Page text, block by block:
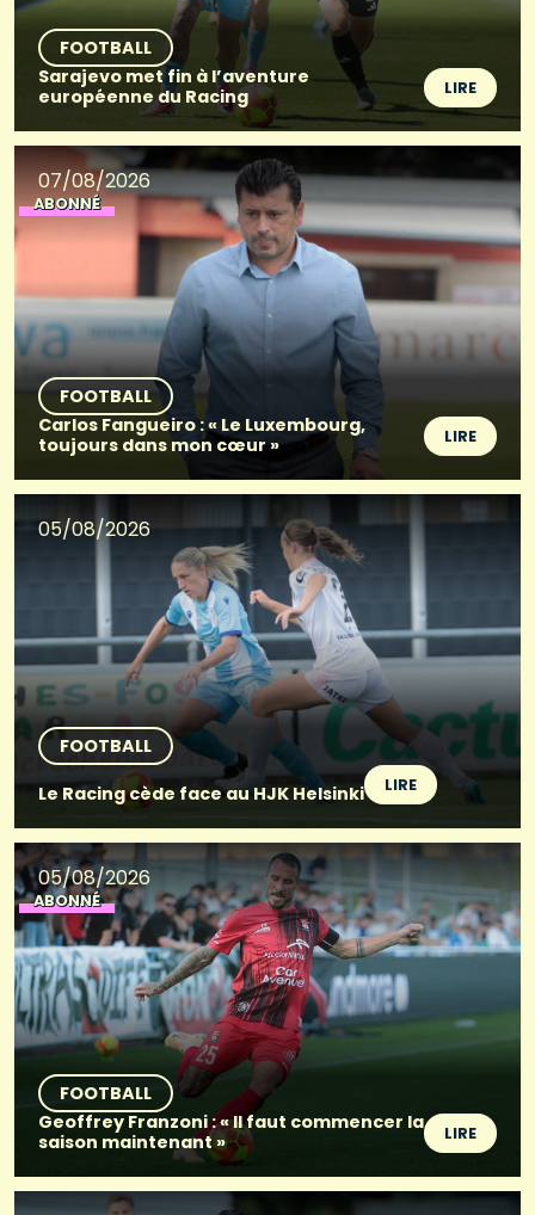
FOOTBALL
Sarajevo met fin à l’aventure
européenne du Racing
LIRE
07/08/2026
ABONNÉ
FOOTBALL
Carlos Fangueiro : « Le Luxembourg,
toujours dans mon cœur »
LIRE
05/08/2026
FOOTBALL
Le Racing cède face au HJK Helsinki
LIRE
05/08/2026
ABONNÉ
FOOTBALL
Geoffrey Franzoni : « Il faut commencer la
saison maintenant »
LIRE